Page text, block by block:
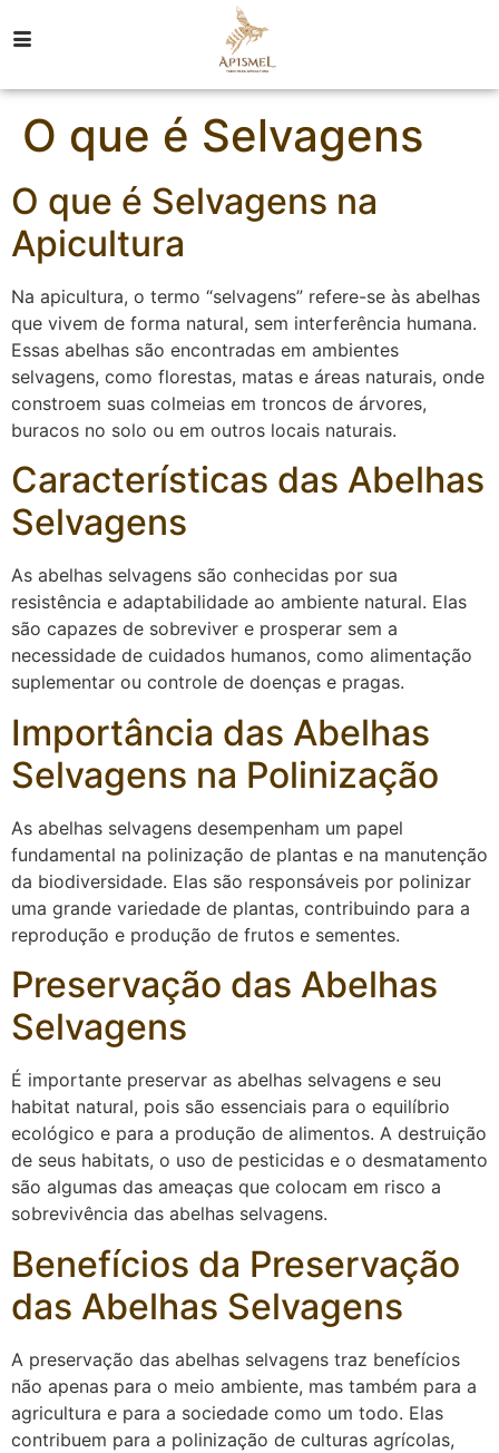
O que é Selvagens
O que é Selvagens na
Apicultura
Na apicultura, o termo “selvagens” refere-se às abelhas
que vivem de forma natural, sem interferência humana.
Essas abelhas são encontradas em ambientes
selvagens, como florestas, matas e áreas naturais, onde
constroem suas colmeias em troncos de árvores,
buracos no solo ou em outros locais naturais.
Características das Abelhas
Selvagens
As abelhas selvagens são conhecidas por sua
resistência e adaptabilidade ao ambiente natural. Elas
são capazes de sobreviver e prosperar sem a
necessidade de cuidados humanos, como alimentação
suplementar ou controle de doenças e pragas.
Importância das Abelhas
Selvagens na Polinização
As abelhas selvagens desempenham um papel
fundamental na polinização de plantas e na manutenção
da biodiversidade. Elas são responsáveis por polinizar
uma grande variedade de plantas, contribuindo para a
reprodução e produção de frutos e sementes.
Preservação das Abelhas
Selvagens
É importante preservar as abelhas selvagens e seu
habitat natural, pois são essenciais para o equilíbrio
ecológico e para a produção de alimentos. A destruição
de seus habitats, o uso de pesticidas e o desmatamento
são algumas das ameaças que colocam em risco a
sobrevivência das abelhas selvagens.
Benefícios da Preservação
das Abelhas Selvagens
A preservação das abelhas selvagens traz benefícios
não apenas para o meio ambiente, mas também para a
agricultura e para a sociedade como um todo. Elas
contribuem para a polinização de culturas agrícolas,